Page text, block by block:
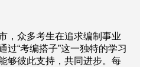
，众多考生在追求编制事业
过“考编搭子”这一独特的学习
够彼此支持，共同进步。每